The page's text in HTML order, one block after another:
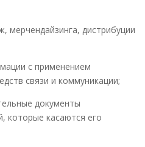
мерчендайзинга, дистрибуции
с применением
связи и коммуникации;
документы
которые касаются его